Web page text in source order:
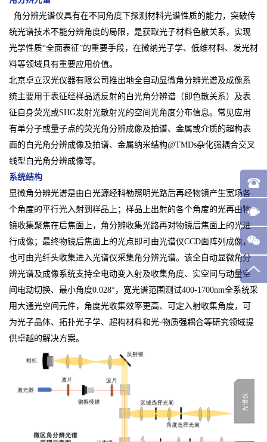
角分辨光谱仪具有在不同角度下探测材料光谱性质的能力，突破传
统光谱技术不能分辨角度的局限，是获取光子材料色散关系，实现
光学性质“全面表征”的重要手段，在微纳光子学、低维材料、发光材
料等领域具有重要应用价值。
北京卓立汉光仪器有限公司推出地全自动显微角分辨光谱及成像系
统主要用于表征经样品透反射的白光角分辨谱（即色散关系）及表
征自身荧光或SHG发射光散射光的空间光角度分布信息。常见应用
有单分子或量子点的荧光角分辨成像及拍谱、金属或介质的超构表
面的白光角分辨成像及拍谱、金属纳米结构@TMDs杂化强耦合交叉
线型白光角分辨成像等。
系统结构
显微角分辨光谱是由白光源经科勒照明光路后再经物镜产生宽场各
个角度的平行光入射到样品上；样品上出射的各个角度的光再由物
镜收集聚焦在后焦面上，角分辨收集光路再对物镜后焦面上的光进
行成像；最终物镜后焦面上的光点即可由光谱仪CCD面阵列成像，
也可由光纤头收集进入光谱仪采集角分辨光谱。该全自动显微角分
辨光谱及成像系统支持全电动变入射及收集角度、实空间与动量空
间电动切换、最小角度0.028°，宽光谱范围测试400-1700nm全系统采
用大通光空间元件，角度光收集效率更高、可定入射收集角度，可
为光子晶体、拓扑光子学、超构材料和光-物质强耦合等研究领域提
供卓越的解决方案。